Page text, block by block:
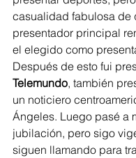
casualidad fabulosa de
presentador principal
el elegido como
Después de esto fui
Telemundo, también
un noticiero
Ángeles. Luego pasé a
jubilación, pero sigo
siguen llamando para